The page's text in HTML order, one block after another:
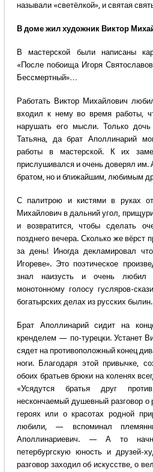
называли «светёлкой», и святая
В доме жил художник Виктор
В мастерской были написаны
«После побоища Игоря
Бессмертный»…
Работать Виктор Михайлович
входил к нему во время работы,
нарушать его мысли. Только
Татьяна, да брат Аполлинарий
работы в мастерской. К их
прислушивался и очень доверял им.
братом, но и ближайшим, любимым
С палитрою и кистями в руках
Михайлович в дальний угол,
и возвратится, чтобы сделать
позднего вечера. Сколько же вёрст
за день! Иногда декламировал
Игореве». Это поэтическое
знал наизусть и очень
монотонному голосу гусляров-
богатырских делах из русских былин.
Брат Аполлинарий сидит на
кренделем — по-турецки. Устанет
сядет на противоположный конец
ноги. Благодаря этой привычке,
обоих братьев брюки на коленях
«Усядутся братья друг
нескончаемый душевный разговор
героях или о красотах родной
любили, — вспоминал
Аполлинариевич. — А то
петербургскую юность и друзей-
разговор заходил об искусстве, о